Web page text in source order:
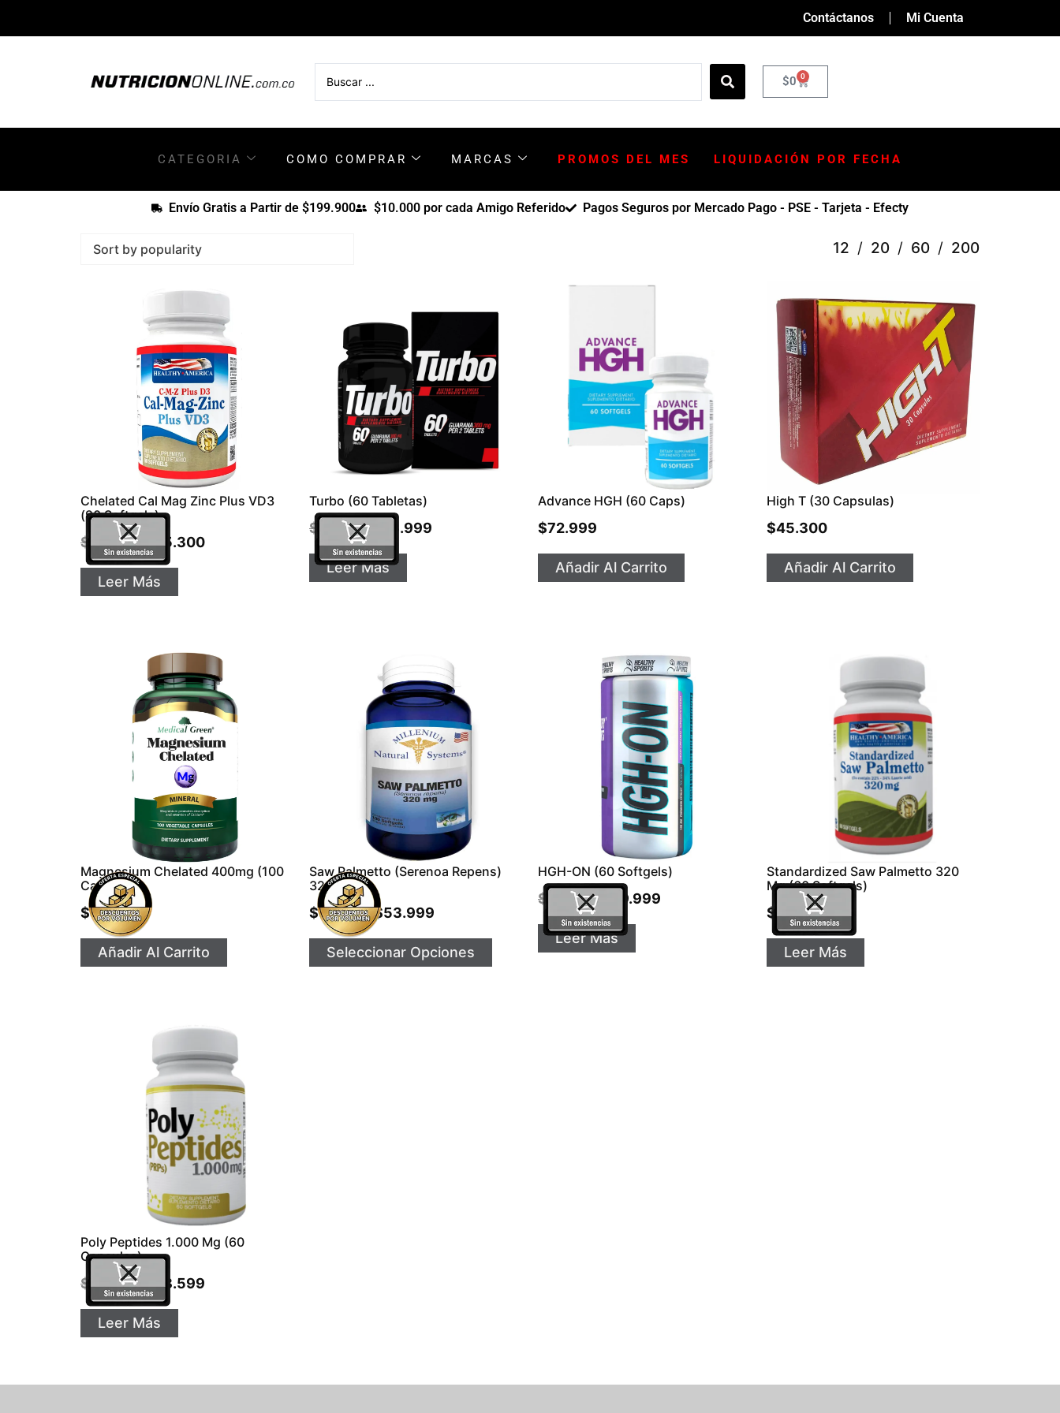
Contáctanos Mi Cuenta
$0 0
CATEGORIA COMO COMPRAR MARCAS PROMOS DEL MES LIQUIDACIÓN POR FECHA
Envío Gratis a Partir de $199.900 $10.000 por cada Amigo Referido Pagos Seguros por Mercado Pago - PSE - Tarjeta - Efecty
12 20 60 200
Chelated Cal Mag Zinc Plus VD3
(90 Softgels)
$ 55.000 $45.300
Leer Más
Turbo (60 Tabletas)
$ 72.000 65.999
Leer Más
Advance HGH (60 Caps)
$72.999
Añadir Al Carrito
High T (30 Capsulas)
$45.300
Añadir Al Carrito
Magnesium Chelated 400mg (100
Caps)
$44.999
Añadir Al Carrito
Saw Palmetto (Serenoa Repens)
320 Mg
$39.999-$53.999
Seleccionar Opciones
HGH-ON (60 Softgels)
$ 75.000 59.999
Leer Más
Standardized Saw Palmetto 320
Mg (60 Softgels)
$ 64.799
Leer Más
Poly Peptides 1.000 Mg (60
Capsulas)
$ 64.799 $48.599
Leer Más